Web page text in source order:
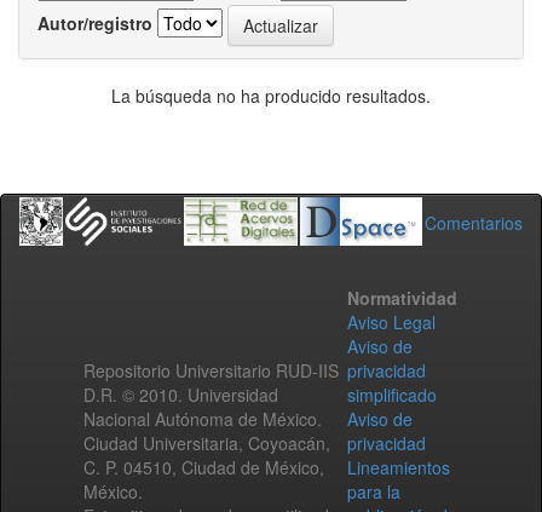
Autor/registro
La búsqueda no ha producido resultados.
Comentarios
Repositorio Universitario RUD-IIS
D.R. © 2010. Universidad
Nacional Autónoma de México.
Ciudad Universitaria, Coyoacán,
C. P. 04510, Ciudad de México,
México.
Normatividad
Aviso Legal
Aviso de
privacidad
simplificado
Aviso de
privacidad
Lineamientos
para la